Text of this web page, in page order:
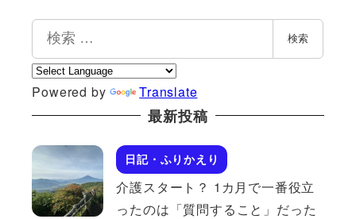
検
検索
Powered by Translate
最新投稿
日記・ふりかえり
介護スタート？ 1カ月で一番役立
ったのは「質問すること」だった